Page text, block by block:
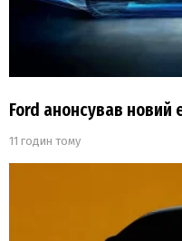
Ford анонсував новий
11 годин тому